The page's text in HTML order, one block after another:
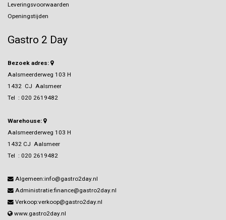
Leveringsvoorwaarden
Openingstijden
Gastro 2 Day
Bezoek adres:
Aalsmeerderweg 103 H
1432 CJ Aalsmeer
Tel : 020 2619482
Warehouse:
Aalsmeerderweg 103 H
1432 CJ Aalsmeer
Tel : 020 2619482
Algemeen:info@gastro2day.nl
Administratie:finance@gastro2day.nl
Verkoop:verkoop@gastro2day.nl
www.gastro2day.nl